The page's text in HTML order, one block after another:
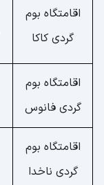
اقامتگاه بوم
گردی کاکا
اقامتگاه بوم
گردی فانوس
اقامتگاه بوم
گردی ناخدا